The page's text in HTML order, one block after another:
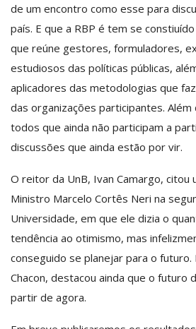
de um encontro como esse para
país. E que a RBP é tem se
que reúne gestores, formuladores,
estudiosos das políticas públicas,
aplicadores das metodologias que
das organizações participantes. Além
todos que ainda não participam a
discussões que ainda estão por vir.
O reitor da UnB, Ivan Camargo, citou
Ministro Marcelo Cortês Neri na
Universidade, em que ele dizia o
tendência ao otimismo, mas
conseguido se planejar para o futuro.
Chacon, destacou ainda que o futuro
partir de agora.